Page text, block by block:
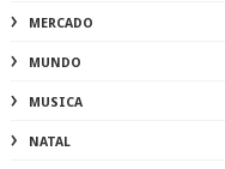
MERCADO
MUNDO
MUSICA
NATAL